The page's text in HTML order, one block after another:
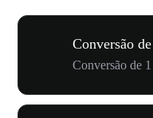
Conversão
Conversão de